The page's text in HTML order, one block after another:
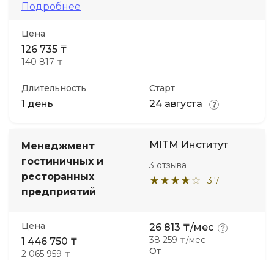
Подробнее
Цена
126 735 ₸
140 817 ₸
Длительность
1 день
Старт
24 августа
Менеджмент
гостиничных и
ресторанных
предприятий
MITM Институт
3.7
3 отзыва
Цена
1 446 750 ₸
2 065 959 ₸ От
26 813 ₸/мес
38 259 ₸/мес